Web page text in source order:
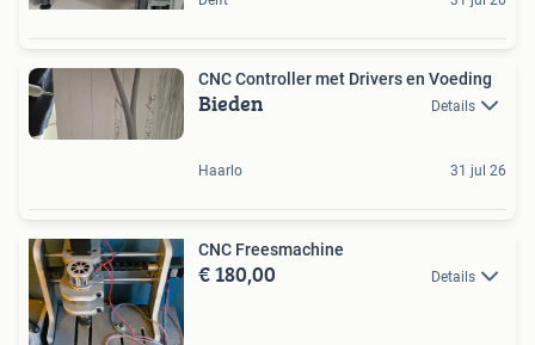
CNC Controller met Drivers en Voeding
Bieden Details
Haarlo 31 jul 26
CNC Freesmachine
€ 180,00 Details